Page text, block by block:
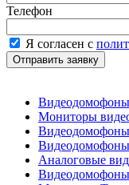
Телефон
Я согласен с
Видеодомофоны
Мониторы
Видеодомофоны
Аналоговые